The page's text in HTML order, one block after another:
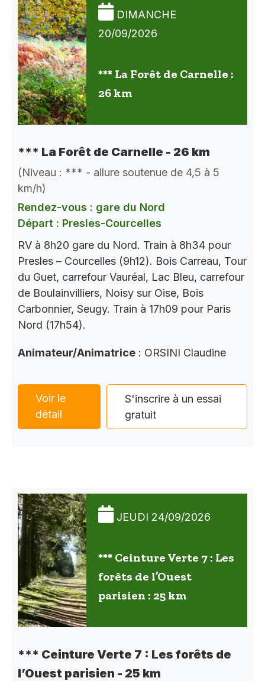
DIMANCHE
20/09/2026
*** La Forêt de Carnelle :
26 km
*** La Forêt de Carnelle - 26 km
(Niveau : *** - allure soutenue de 4,5 à 5
km/h)
Rendez-vous : gare du Nord
Départ : Presles-Courcelles
RV à 8h20 gare du Nord. Train à 8h34 pour
Presles – Courcelles (9h12). Bois Carreau, Tour
du Guet, carrefour Vauréal, Lac Bleu, carrefour
de Boulainvilliers, Noisy sur Oise, Bois
Carbonnier, Seugy. Train à 17h09 pour Paris
Nord (17h54).
Animateur/Animatrice : ORSINI Claudine
Voir le
détail
S'inscrire à un essai
gratuit
JEUDI 24/09/2026
*** Ceinture Verte 7 : Les
forêts de l’Ouest
parisien : 25 km
*** Ceinture Verte 7 : Les forêts de
l’Ouest parisien - 25 km